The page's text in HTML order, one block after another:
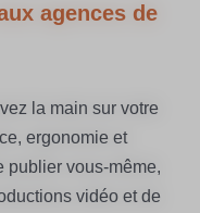
agences de
la main sur votre
ergonomie et
publier vous-même,
vidéo et de